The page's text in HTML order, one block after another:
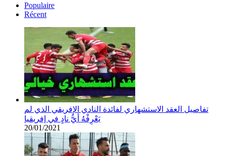
Populaire
Récent
تفاصيل العقد الاستشهاري لفائدة النادي الإفريقي الذي لم
يَعْرِفْهُ أيُّ نادٍ في إفريقيا
20/01/2021